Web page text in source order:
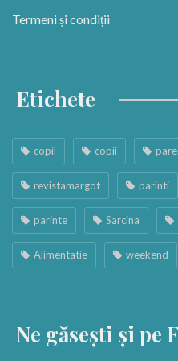
Termeni și condiții
Etichete
copil copii
revistamargot parinti
parinte Sarcina
Alimentatie weekend
Ne găsești și pe